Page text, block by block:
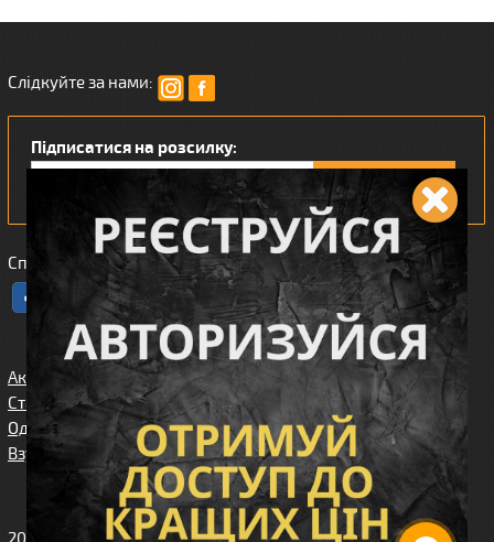
Слідкуйте за нами:
Підписатися на розсилку:
Сподобався наш інтернет магазин?
Акції
Статті/огляди
Одяг
Взуття
Спорядження
Збройові
аксесуари
Доставка та
оплата
Клієнтам
Про нас
Карта сайта
Угода
користувача